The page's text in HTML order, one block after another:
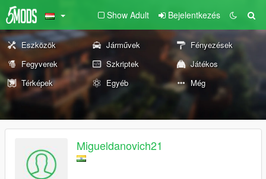
Show Adult Bejelentkezés
Eszközök Járművek
Fényezések
Fegyverek
Szkriptek
Játékos
Térképek
Egyéb Még
Migueldanovich21